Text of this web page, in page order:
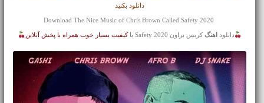
دانلود بکنید
دانلود اهنگ کریس براون Safety 2020 با کیفیت بسیار خوب همراه با پخش آنلاین